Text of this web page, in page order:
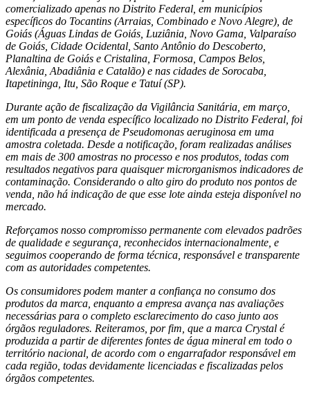
comercializado apenas no Distrito Federal, em municípios
específicos do Tocantins (Arraias, Combinado e Novo Alegre), de
Goiás (Águas Lindas de Goiás, Luziânia, Novo Gama, Valparaíso
de Goiás, Cidade Ocidental, Santo Antônio do Descoberto,
Planaltina de Goiás e Cristalina, Formosa, Campos Belos,
Alexânia, Abadiânia e Catalão) e nas cidades de Sorocaba,
Itapetininga, Itu, São Roque e Tatuí (SP).
Durante ação de fiscalização da Vigilância Sanitária, em março,
em um ponto de venda específico localizado no Distrito Federal, foi
identificada a presença de Pseudomonas aeruginosa em uma
amostra coletada. Desde a notificação, foram realizadas análises
em mais de 300 amostras no processo e nos produtos, todas com
resultados negativos para quaisquer microrganismos indicadores de
contaminação. Considerando o alto giro do produto nos pontos de
venda, não há indicação de que esse lote ainda esteja disponível no
mercado.
Reforçamos nosso compromisso permanente com elevados padrões
de qualidade e segurança, reconhecidos internacionalmente, e
seguimos cooperando de forma técnica, responsável e transparente
com as autoridades competentes.
Os consumidores podem manter a confiança no consumo dos
produtos da marca, enquanto a empresa avança nas avaliações
necessárias para o completo esclarecimento do caso junto aos
órgãos reguladores. Reiteramos, por fim, que a marca Crystal é
produzida a partir de diferentes fontes de água mineral em todo o
território nacional, de acordo com o engarrafador responsável em
cada região, todas devidamente licenciadas e fiscalizadas pelos
órgãos competentes.